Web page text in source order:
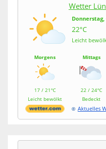
Wetter
Donnerstag,
22°C
Leicht
Morgens
17 / 21°C
Leicht bewölkt
Mittags
22 / 24°C
Bedeckt
Aktuelles